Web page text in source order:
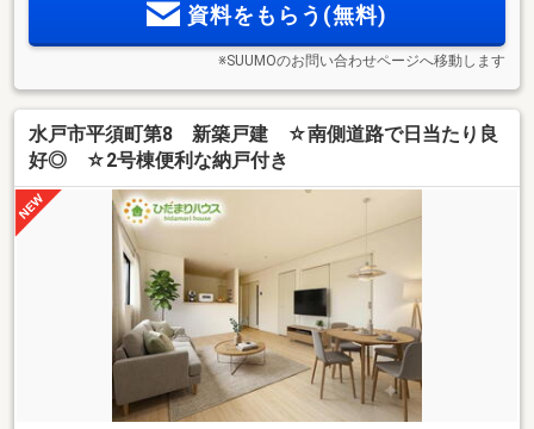
資料をもらう(無料)
※SUUMOのお問い合わせページへ移動します
水戸市平須町第8 新築戸建 ☆南側道路で日当たり良
好◎ ☆2号棟便利な納戸付き